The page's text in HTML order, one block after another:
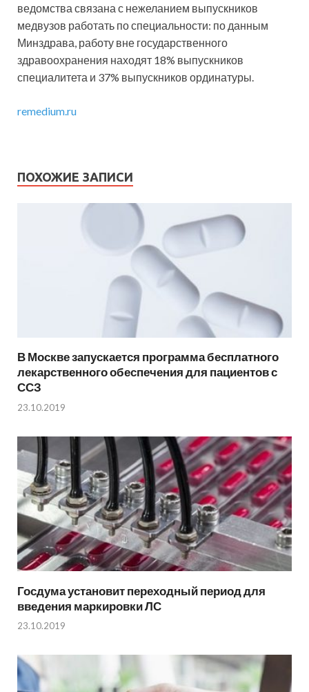
ведомства связана с нежеланием выпускников
медвузов работать по специальности: по данным
Минздрава, работу вне государственного
здравоохранения находят 18% выпускников
специалитета и 37% выпускников ординатуры.
remedium.ru
ПОХОЖИЕ ЗАПИСИ
В Москве запускается программа бесплатного
лекарственного обеспечения для пациентов с
ССЗ
23.10.2019
Госдума установит переходный период для
введения маркировки ЛС
23.10.2019